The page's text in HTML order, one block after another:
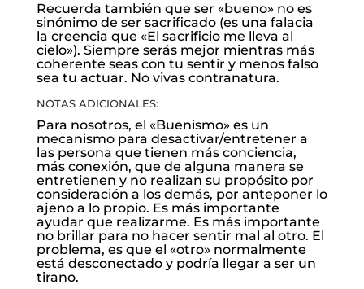
Recuerda también que ser «bueno» no es
sinónimo de ser sacrificado (es una falacia
la creencia que «El sacrificio me lleva al
cielo»). Siempre serás mejor mientras más
coherente seas con tu sentir y menos falso
sea tu actuar. No vivas contranatura.
NOTAS ADICIONALES:
Para nosotros, el «Buenismo» es un
mecanismo para desactivar/entretener a
las persona que tienen más conciencia,
más conexión, que de alguna manera se
entretienen y no realizan su propósito por
consideración a los demás, por anteponer lo
ajeno a lo propio. Es más importante
ayudar que realizarme. Es más importante
no brillar para no hacer sentir mal al otro. El
problema, es que el «otro» normalmente
está desconectado y podría llegar a ser un
tirano.